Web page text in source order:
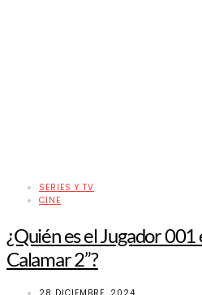
SERIES Y TV
CINE
¿Quién es el Jugador 001
Calamar 2”?